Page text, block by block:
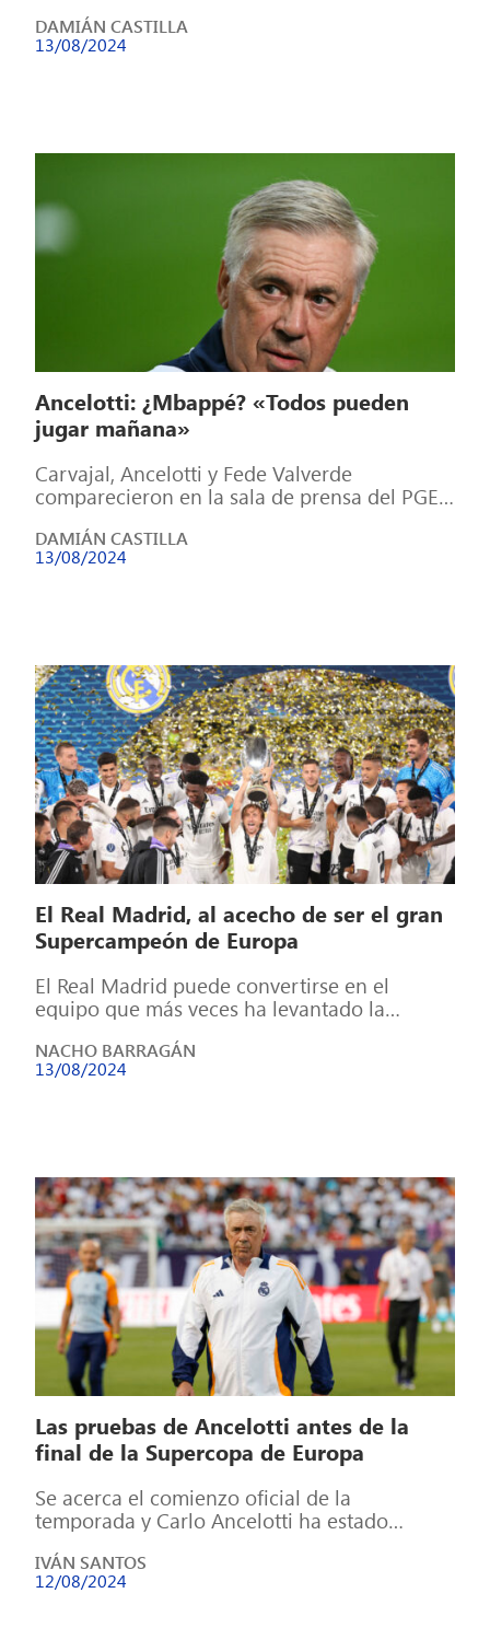
DAMIÁN CASTILLA
13/08/2024
Ancelotti: ¿Mbappé? «Todos pueden
jugar mañana»
Carvajal, Ancelotti y Fede Valverde
comparecieron en la sala de prensa del PGE
[…]
DAMIÁN CASTILLA
13/08/2024
El Real Madrid, al acecho de ser el gran
Supercampeón de Europa
El Real Madrid puede convertirse en el
equipo que más veces ha levantado la
NACHO BARRAGÁN
13/08/2024
Las pruebas de Ancelotti antes de la
final de la Supercopa de Europa
Se acerca el comienzo oficial de la
temporada y Carlo Ancelotti ha estado
entrenamientos. […]
IVÁN SANTOS
12/08/2024